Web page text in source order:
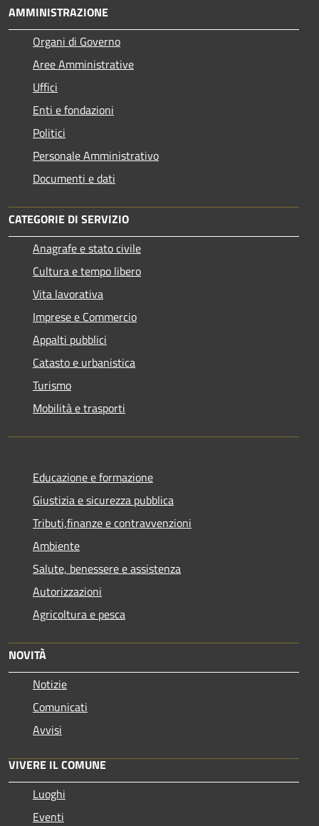
AMMINISTRAZIONE
Organi di Governo
Aree Amministrative
Uffici
Enti e fondazioni
Politici
Personale Amministrativo
Documenti e dati
CATEGORIE DI SERVIZIO
Anagrafe e stato civile
Cultura e tempo libero
Vita lavorativa
Imprese e Commercio
Appalti pubblici
Catasto e urbanistica
Turismo
Mobilità e trasporti
Educazione e formazione
Giustizia e sicurezza pubblica
Tributi,finanze e contravvenzioni
Ambiente
Salute, benessere e assistenza
Autorizzazioni
Agricoltura e pesca
NOVITÀ
Notizie
Comunicati
Avvisi
VIVERE IL COMUNE
Luoghi
Eventi